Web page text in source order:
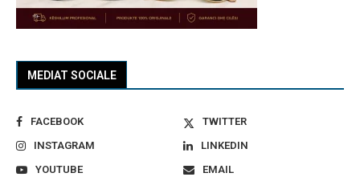
MEDIAT SOCIALE
FACEBOOK
TWITTER
INSTAGRAM
LINKEDIN
YOUTUBE
EMAIL